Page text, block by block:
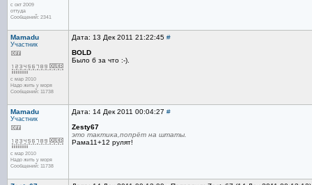
с окт 2009
оттуда
Сообщений: 2341
Mamadu
Участник
с мар 2010
Надо жить у моря
Сообщений: 11738
Дата: 13 Дек 2011 21:22:45 #
BOLD
Было б за что :-).
Mamadu
Участник
с мар 2010
Надо жить у моря
Сообщений: 11738
Дата: 14 Дек 2011 00:04:27 #
Zesty67
это тактика,попрёт на штаты.
Рама11+12 рулят!